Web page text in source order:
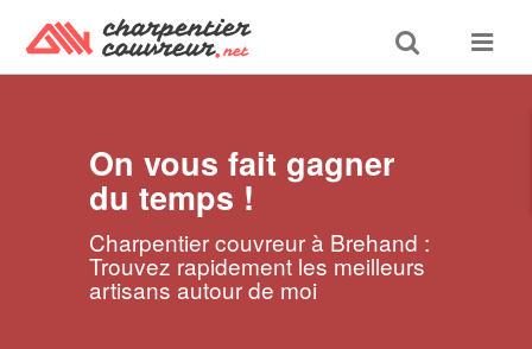
Toggle
search
Toggle
On vous fait gagner
du temps !
Charpentier couvreur à Brehand :
Trouvez rapidement les meilleurs
artisans autour de moi